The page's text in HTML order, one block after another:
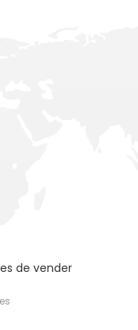
de vender